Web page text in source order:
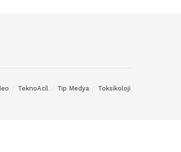
TeknoAcil Tıp Medya Toksikoloji